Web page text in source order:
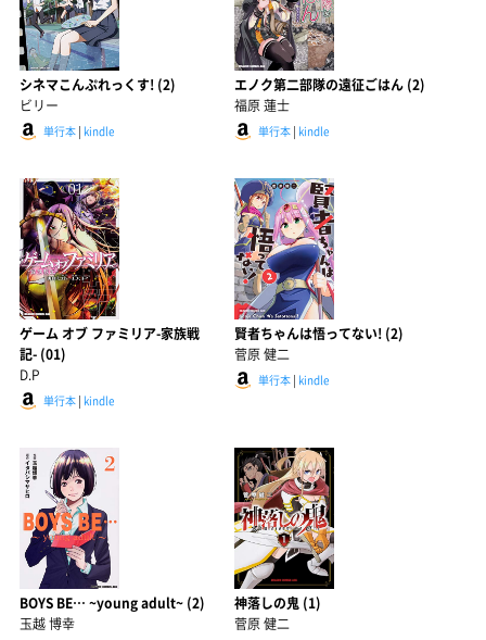
シネマこんぷれっくす! (2)
ビリー
単行本 | kindle
エノク第二部隊の遠征ごはん (2)
福原 蓮士
単行本| kindle
ゲーム オブ ファミリア-家族戦
記- (01)
D.P
単行本 | kindle
賢者ちゃんは悟ってない! (2)
菅原 健二
単行本| kindle
BOYS BE… ~young adult~ (2)
玉越 博幸
神落しの鬼 (1)
菅原 健二